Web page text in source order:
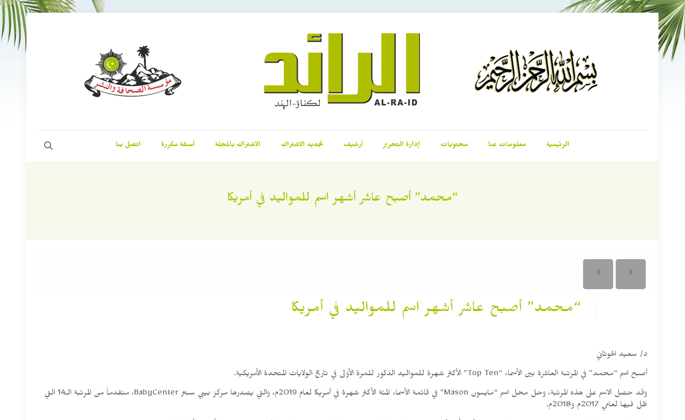
الرئيسية معلومات عنا محتويات إدارة التحرير أرشيف تجديد الاشتراك الاشتراك بالمجلة أسئلة مكررة اتصل بنا
“محمد” أصبح عاشر أشهر اسم للمواليد في أمريكا
“محمد” أصبح عاشر أشهر اسم للمواليد في أمريكا
د/ سعيد الخوتاني
أصبح اسم “محمد” في المرتبة العاشرة بين الأسماء “Top Ten” الأكثر شهرة للمواليد الذكور للمرة الأولى في تاريخ الولايات المتحدة الأمريكية.
وقد حصل الاسم على هذه المرتبة، وحل محل اسم “مايسون Mason” في قائمة الأسماء المئة الأكثر شهرة في أمريكا لعام 2019م، والتي يصدرها مركز بيبي سنتر BabyCenter، متقدماً من المرتبة الـ14 التي
ظل فيها لعامي 2017م و2018م.